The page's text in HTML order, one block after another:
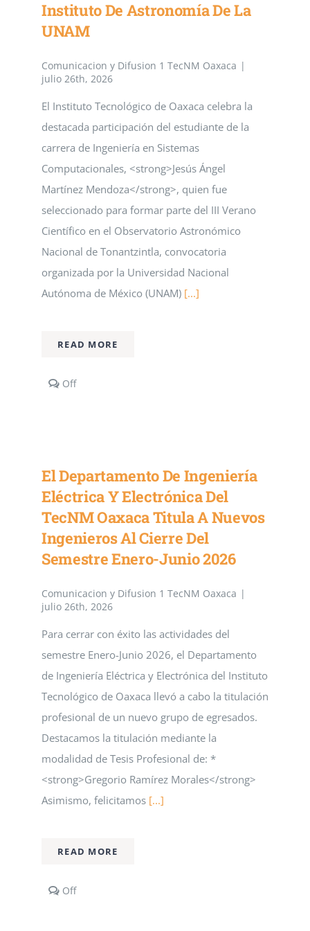
Personal de apoyo
Investigación
Vinculación
Servicios en Linea
Calendarios
Contacto
Instituto De Astronomía De La
UNAM
Comunicacion y Difusion 1 TecNM Oaxaca |
julio 26th, 2026
El Instituto Tecnológico de Oaxaca celebra la
destacada participación del estudiante de la
carrera de Ingeniería en Sistemas
Computacionales, <strong>Jesús Ángel
Martínez Mendoza</strong>, quien fue
seleccionado para formar parte del III Verano
Científico en el Observatorio Astronómico
Nacional de Tonantzintla, convocatoria
organizada por la Universidad Nacional
Autónoma de México (UNAM)[...]
READ MORE
OffComments
en
Sistemas
Computacionales
del
TecNM
Oaxaca
en
Verano
del
Instituto
Astronomía
la
UNAM
El Departamento De Ingeniería
Eléctrica Y Electrónica Del
TecNM Oaxaca Titula A Nuevos
Ingenieros Al Cierre Del
Semestre Enero-Junio 2026
Comunicacion y Difusion 1 TecNM Oaxaca |
julio 26th, 2026
Para cerrar con éxito las actividades del
semestre Enero-Junio 2026, el Departamento
de Ingeniería Eléctrica y Electrónica del Instituto
Tecnológico de Oaxaca llevó a cabo la titulación
profesional de un nuevo grupo de egresados.
Destacamos la titulación mediante la
modalidad de Tesis Profesional de: *
<strong>Gregorio Ramírez Morales</strong>
Asimismo, felicitamos[...]
READ MORE
OffComments